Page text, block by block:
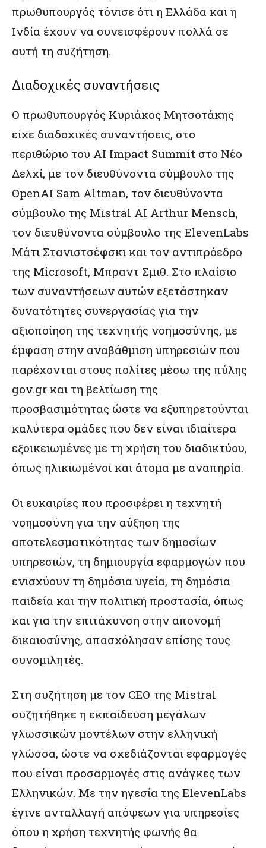
πρωθυπουργός τόνισε ότι η Ελλάδα και η
Ινδία έχουν να συνεισφέρουν πολλά σε
αυτή τη συζήτηση.
Διαδοχικές συναντήσεις
Ο πρωθυπουργός Κυριάκος Μητσοτάκης
είχε διαδοχικές συναντήσεις, στο
περιθώριο του AI Impact Summit στο Νέο
Δελχί, με τον διευθύνοντα σύμβουλο της
OpenAI Sam Altman, τον διευθύνοντα
σύμβουλο της Mistral AI Arthur Mensch,
τον διευθύνοντα σύμβουλο της ElevenLabs
Μάτι Στανιστσέφσκι και τον αντιπρόεδρο
της Microsoft, Μπραντ Σμιθ. Στο πλαίσιο
των συναντήσεων αυτών εξετάστηκαν
δυνατότητες συνεργασίας για την
αξιοποίηση της τεχνητής νοημοσύνης, με
έμφαση στην αναβάθμιση υπηρεσιών που
παρέχονται στους πολίτες μέσω της πύλης
gov.gr και τη βελτίωση της
προσβασιμότητας ώστε να εξυπηρετούνται
καλύτερα ομάδες που δεν είναι ιδιαίτερα
εξοικειωμένες με τη χρήση του διαδικτύου,
όπως ηλικιωμένοι και άτομα με αναπηρία.
Οι ευκαιρίες που προσφέρει η τεχνητή
νοημοσύνη για την αύξηση της
αποτελεσματικότητας των δημοσίων
υπηρεσιών, τη δημιουργία εφαρμογών που
ενισχύουν τη δημόσια υγεία, τη δημόσια
παιδεία και την πολιτική προστασία, όπως
και για την επιτάχυνση στην απονομή
δικαιοσύνης, απασχόλησαν επίσης τους
συνομιλητές.
Στη συζήτηση με τον CEO της Mistral
συζητήθηκε η εκπαίδευση μεγάλων
γλωσσικών μοντέλων στην ελληνική
γλώσσα, ώστε να σχεδιάζονται εφαρμογές
που είναι προσαρμογές στις ανάγκες των
Ελληνικών. Με την ηγεσία της ElevenLabs
έγινε ανταλλαγή απόψεων για υπηρεσίες
όπου η χρήση τεχνητής φωνής θα